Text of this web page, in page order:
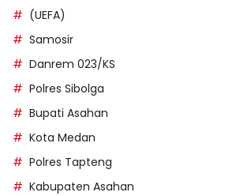
(UEFA)
Samosir
Danrem 023/KS
Polres Sibolga
Bupati Asahan
Kota Medan
Polres Tapteng
Kabupaten Asahan